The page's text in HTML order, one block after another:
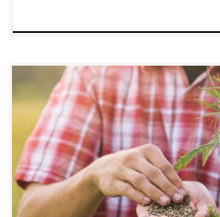
Nie byłoby błędem myśleć o linalolu
sprawia, że ​​lawenda jest tak relaksująca,
Występuje również w marihuanie,
aromatyczny urok i potencjalne korzyści
jest i co sprawia, że ​​jest tak cenny w
to […]